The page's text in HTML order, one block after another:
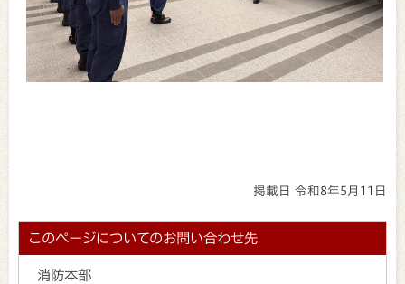
掲載日 令和8年5月11日
このページについてのお問い合わせ先
消防本部